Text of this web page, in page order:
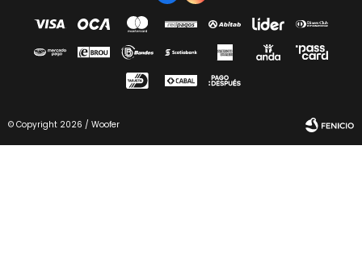
© Copyright 2026 / Woofer